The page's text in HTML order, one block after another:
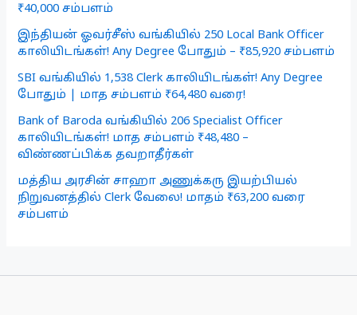
₹40,000 சம்பளம்
இந்தியன் ஓவர்சீஸ் வங்கியில் 250 Local Bank Officer
காலியிடங்கள்! Any Degree போதும் – ₹85,920 சம்பளம்
SBI வங்கியில் 1,538 Clerk காலியிடங்கள்! Any Degree
போதும் | மாத சம்பளம் ₹64,480 வரை!
Bank of Baroda வங்கியில் 206 Specialist Officer
காலியிடங்கள்! மாத சம்பளம் ₹48,480 –
விண்ணப்பிக்க தவறாதீர்கள்
மத்திய அரசின் சாஹா அணுக்கரு இயற்பியல்
நிறுவனத்தில் Clerk வேலை! மாதம் ₹63,200 வரை
சம்பளம்